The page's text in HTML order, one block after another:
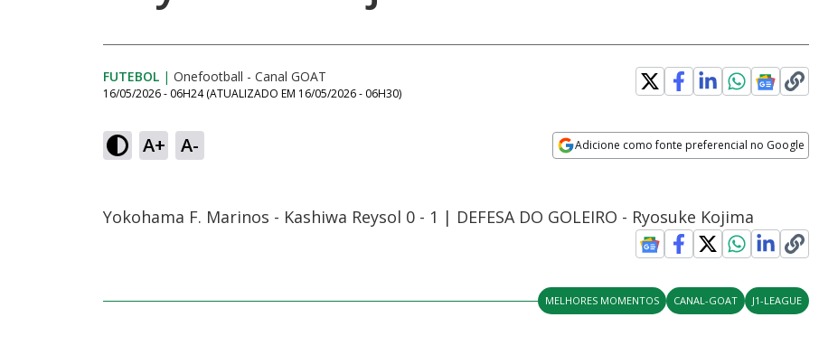
FUTEBOL | Onefootball - Canal GOAT
16/05/2026 - 06H24 (ATUALIZADO EM 16/05/2026 - 06H30)
A+ A- Adicione como fonte preferencial no Google
Yokohama F. Marinos - Kashiwa Reysol 0 - 1 | DEFESA DO GOLEIRO - Ryosuke Kojima
MELHORES MOMENTOS CANAL-GOAT J1-LEAGUE